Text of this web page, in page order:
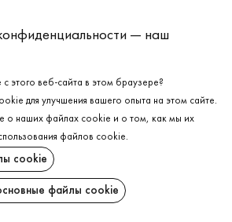
воде (до 30 °C)
запрещено
средней температуре
и сушка
— наш
этого веб-сайта в этом браузере?
для улучшения вашего опыта на этом сайте.
о наших файлах cookie и о том, как мы их
файлов cookie.
cookie
файлы cookie